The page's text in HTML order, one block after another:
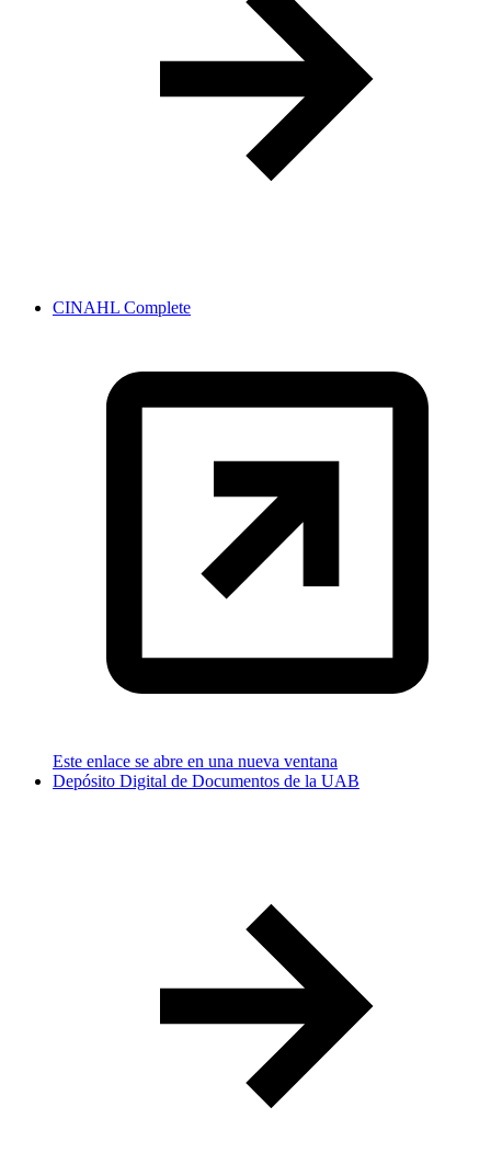
CINAHL Complete
Este enlace se abre en una nueva ventana
Depósito Digital de Documentos de la UAB